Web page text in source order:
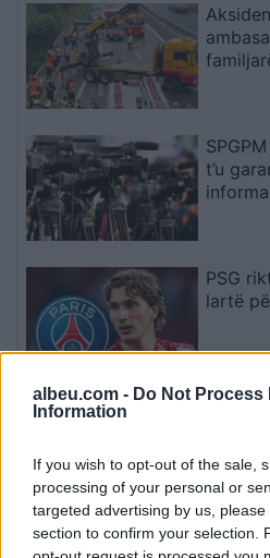
albeu.com - Do Not Process
Information
If you wish to opt-out of the sale,
processing of your personal or
targeted advertising by us,
section to confirm your selection.
t’u
PSG
lartë
vende